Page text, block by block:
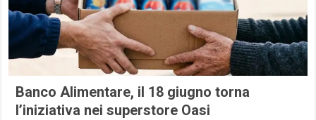
Banco Alimentare, il 18 giugno torna
l’iniziativa nei superstore Oasi